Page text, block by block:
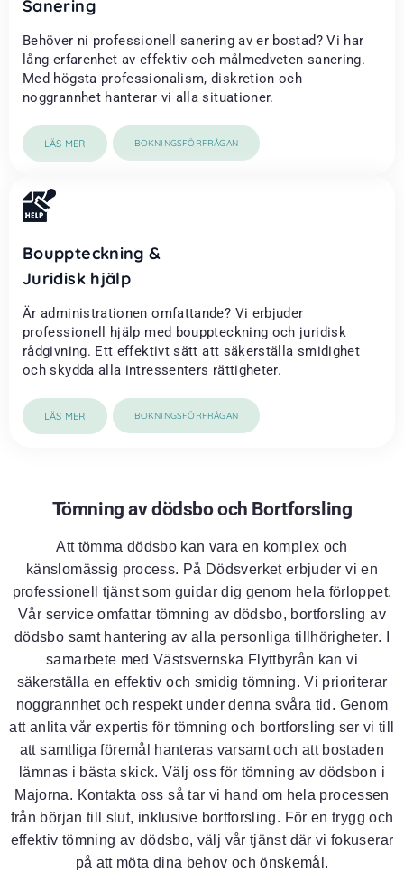
Sanering
Behöver ni professionell sanering av er bostad? Vi har
lång erfarenhet av effektiv och målmedveten sanering.
Med högsta professionalism, diskretion och
noggrannhet hanterar vi alla situationer.
LÄS MER BOKNINGSFÖRFRÅGAN
Bouppteckning &
Juridisk hjälp
Är administrationen omfattande? Vi erbjuder
professionell hjälp med bouppteckning och juridisk
rådgivning. Ett effektivt sätt att säkerställa smidighet
och skydda alla intressenters rättigheter.
LÄS MER BOKNINGSFÖRFRÅGAN
Tömning av dödsbo och Bortforsling
Att tömma dödsbo kan vara en komplex och
känslomässig process. På Dödsverket erbjuder vi en
professionell tjänst som guidar dig genom hela förloppet.
Vår service omfattar tömning av dödsbo, bortforsling av
dödsbo samt hantering av alla personliga tillhörigheter. I
samarbete med Västsvernska Flyttbyrån kan vi
säkerställa en effektiv och smidig tömning. Vi prioriterar
noggrannhet och respekt under denna svåra tid. Genom
att anlita vår expertis för tömning och bortforsling ser vi till
att samtliga föremål hanteras varsamt och att bostaden
lämnas i bästa skick. Välj oss för tömning av dödsbon i
Majorna. Kontakta oss så tar vi hand om hela processen
från början till slut, inklusive bortforsling. För en trygg och
effektiv tömning av dödsbo, välj vår tjänst där vi fokuserar
på att möta dina behov och önskemål.